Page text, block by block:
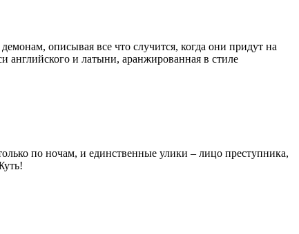
описывая все что случится, когда они придут на
английского и латыни, аранжированная в стиле
по ночам, и единственные улики – лицо преступника,